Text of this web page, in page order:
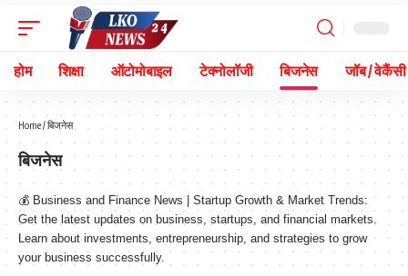
होम शिक्षा ऑटोमोबाइल टेक्नोलॉजी बिजनेस जॉब / वेकैंसी
Home/बिजनेस
बिजनेस
💰 Business and Finance News | Startup Growth & Market Trends:
Get the latest updates on business, startups, and financial markets.
Learn about investments, entrepreneurship, and strategies to grow
your business successfully.